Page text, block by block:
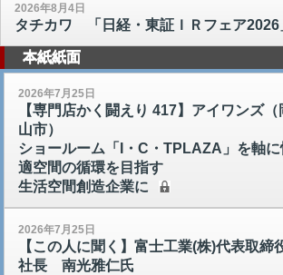
2026年8月4日
タチカワ 「日経・東証ＩＲフェア2026
本紙紙面
2026年7月25日
【専門店かく闘えり 417】アイワンズ（
山市）
ショールーム「I・C・TPLAZA」を軸に
適空間の循環を目指す
生活空間創造企業に
2026年7月25日
【この人に聞く】富士工業(株)代表取締
社長 南光雅仁氏